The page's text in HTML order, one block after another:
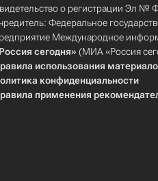
о регистрации Эл №
Федеральное
Международное
сегодня» (МИА «Россия
использования
конфиденциальности
применения